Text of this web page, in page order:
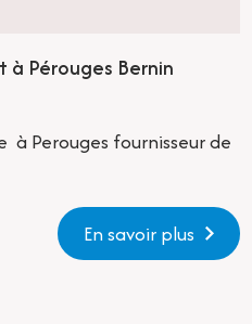
à Pérouges Bernin
à Perouges fournisseur de
En savoir plus